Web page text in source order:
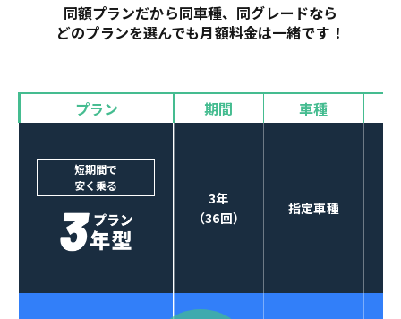
オイル交換 諸費用
マット
バイザー
3
オプションも選べる！
同額プランだから同車種、同グレードなら
どのプランを選んでも月額料金は一緒です！
プラン 期間 車種
短期間で
安く乗る
3年
（36回）
指定車種